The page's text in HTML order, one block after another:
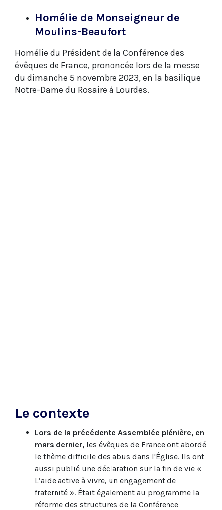
Homélie de Monseigneur de
Moulins-Beaufort
Homélie du Président de la Conférence des
évêques de France, prononcée lors de la messe
du dimanche 5 novembre 2023, en la basilique
Notre-Dame du Rosaire à Lourdes.
Le contexte
Lors de la précédente Assemblée plénière, en
mars dernier, les évêques de France ont abordé
le thème difficile des abus dans l'Église. Ils ont
aussi publié une déclaration sur la fin de vie «
L’aide active à vivre, un engagement de
fraternité ». Était également au programme la
réforme des structures de la Conférence